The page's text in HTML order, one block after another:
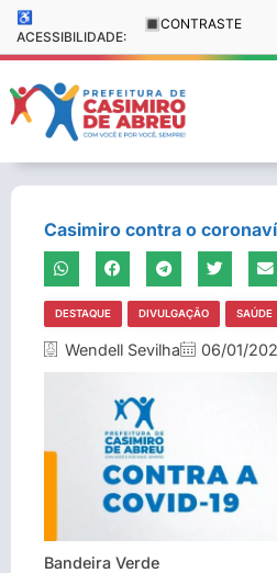
♿
ACESSIBILIDADE:
🔳 CONTRASTE
Casimiro contra o
DESTAQUE DIVULGAÇÃO SAÚDE
Wendell Sevilha 06/01/
Bandeira Verde